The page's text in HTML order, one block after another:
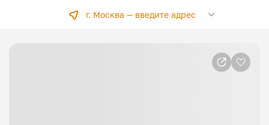
г. Москва —введите адрес